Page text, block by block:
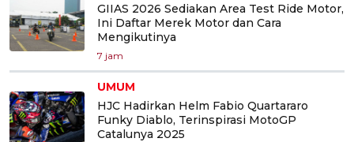
GIIAS 2026 Sediakan Area Test Ride Motor,
Ini Daftar Merek Motor dan Cara
Mengikutinya
7 jam
UMUM
HJC Hadirkan Helm Fabio Quartararo
Funky Diablo, Terinspirasi MotoGP
Catalunya 2025